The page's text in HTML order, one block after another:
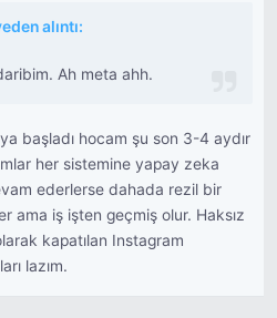
alıntı:
Ah meta ahh.
başladı hocam şu son 3-4 aydır
her sistemine yapay zeka
ederlerse dahada rezil bir
ama iş işten geçmiş olur. Haksız
kapatılan Instagram
lazım.